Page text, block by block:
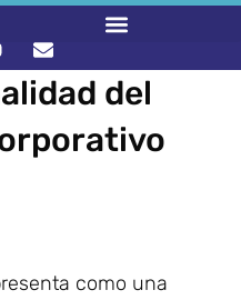
del
como una